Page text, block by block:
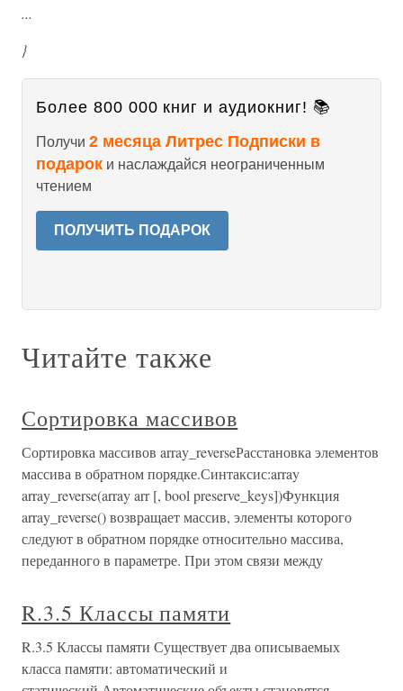
...
}
Более 800 000 книг и аудиокниг! 📚
Получи 2 месяца Литрес Подписки в
подарок и наслаждайся неограниченным
чтением
ПОЛУЧИТЬ ПОДАРОК
Читайте также
Сортировка массивов
Сортировка массивов array_reverseРасстановка элементов
массива в обратном порядке.Синтаксис:array
array_reverse(array arr [, bool preserve_keys])Функция
array_reverse() возвращает массив, элементы которого
следуют в обратном порядке относительно массива,
переданного в параметре. При этом связи между
R.3.5 Классы памяти
R.3.5 Классы памяти Существует два описываемых
класса памяти: автоматический и